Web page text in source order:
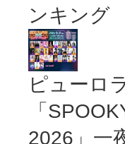
ンキング
ピューロ
「
2026」一